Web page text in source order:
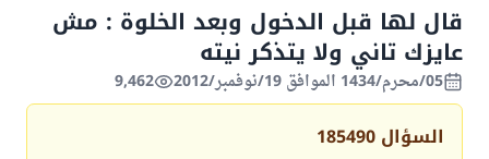
قال لها قبل الدخول وبعد الخلوة : مش
عايزك تاني ولا يتذكر نيته
05/محرم/1434 الموافق 19/نوفمبر/2012 9,462
السؤال 185490